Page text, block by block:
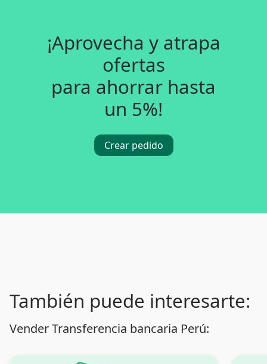
¡Aprovecha y atrapa
ofertas
para ahorrar hasta
un 5%!
Crear pedido
También puede interesarte:
Vender Transferencia bancaria Perú: